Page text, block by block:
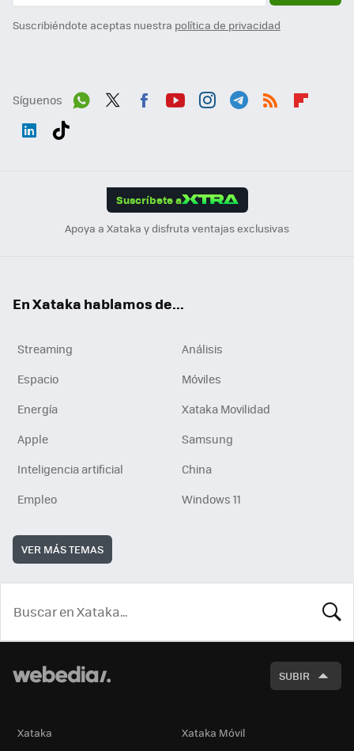
Suscribiéndote aceptas nuestra política de privacidad
Síguenos
Suscríbete a
Apoya a Xataka y disfruta ventajas exclusivas
En Xataka hablamos de...
Streaming
Análisis
Espacio
Móviles
Energía
Xataka Movilidad
Apple
Samsung
Inteligencia artificial
China
Empleo
Windows 11
VER MÁS TEMAS
SUBIR
Xataka Xataka Móvil